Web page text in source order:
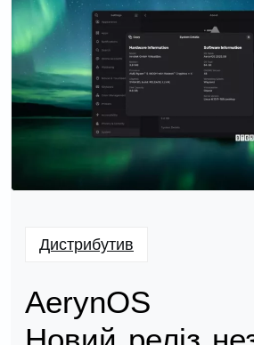
Дистрибутив
AerynOS